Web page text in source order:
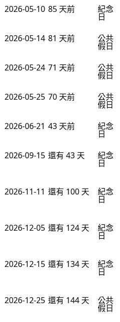
2026-05-10 85 天前 紀念
日
2026-05-14 81 天前 公共
假日
2026-05-24 71 天前 公共
假日
2026-05-25 70 天前 公共
假日
2026-06-21 43 天前 紀念
日
2026-09-15 還有 43 天 紀念
日
2026-11-11 還有 100 天 紀念
日
2026-12-05 還有 124 天 紀念
日
2026-12-15 還有 134 天 紀念
日
2026-12-25 還有 144 天 公共
假日